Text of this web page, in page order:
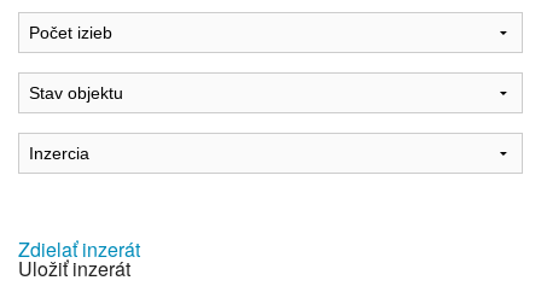
Zdielať inzerát
Uložiť inzerát